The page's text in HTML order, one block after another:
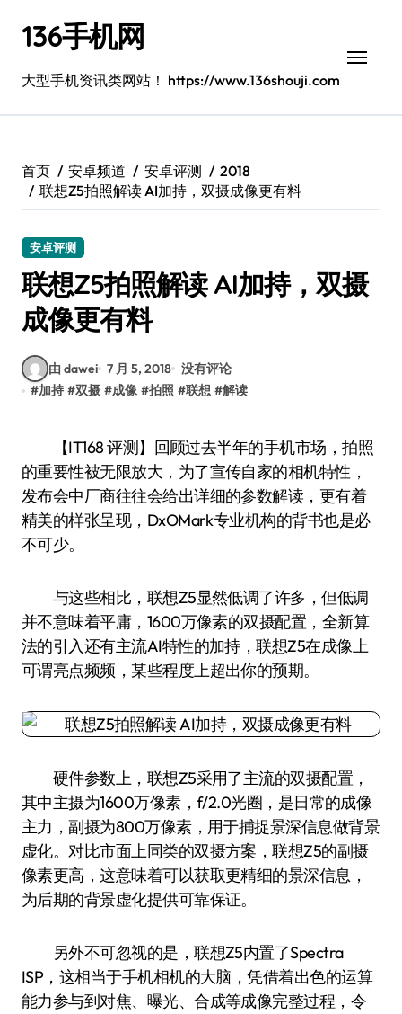
136手机网
大型手机资讯类网站！ https://www.136shouji.com
首页 安卓频道 安卓评测
2018
联想Z5拍照解读 AI加持，双摄成像更有料
安卓评测
联想Z5拍照解读 AI加持，双摄
成像更有料
由 dawei 7 月 5, 2018 没有评论
#加持 #双摄 #成像 #拍照 #联想 #解读
【IT168 评测】回顾过去半年的手机市场，拍照
的重要性被无限放大，为了宣传自家的相机特性，
发布会中厂商往往会给出详细的参数解读，更有着
精美的样张呈现，DxOMark专业机构的背书也是必
不可少。
与这些相比，联想Z5显然低调了许多，但低调
并不意味着平庸，1600万像素的双摄配置，全新算
法的引入还有主流AI特性的加持，联想Z5在成像上
可谓亮点频频，某些程度上超出你的预期。
硬件参数上，联想Z5采用了主流的双摄配置，
其中主摄为1600万像素，f/2.0光圈，是日常的成像
主力，副摄为800万像素，用于捕捉景深信息做背景
虚化。对比市面上同类的双摄方案，联想Z5的副摄
像素更高，这意味着可以获取更精细的景深信息，
为后期的背景虚化提供可靠保证。
另外不可忽视的是，联想Z5内置了Spectra
ISP，这相当于手机相机的大脑，凭借着出色的运算
能力参与到对焦、曝光、合成等成像完整过程，令